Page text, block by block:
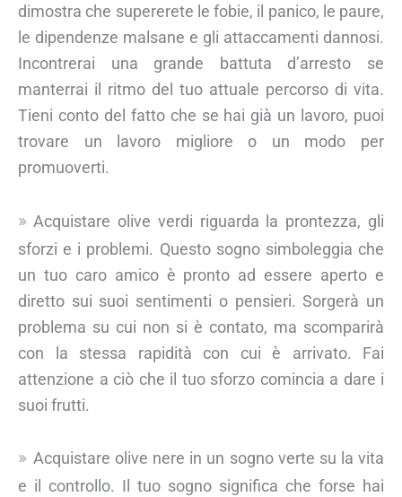
dimostra che supererete le fobie, il panico, le paure,
le dipendenze malsane e gli attaccamenti dannosi.
Incontrerai una grande battuta d’arresto se
manterrai il ritmo del tuo attuale percorso di vita.
Tieni conto del fatto che se hai già un lavoro, puoi
trovare un lavoro migliore o un modo per
promuoverti.
Acquistare olive verdi riguarda la prontezza, gli
sforzi e i problemi. Questo sogno simboleggia che
un tuo caro amico è pronto ad essere aperto e
diretto sui suoi sentimenti o pensieri. Sorgerà un
problema su cui non si è contato, ma scomparirà
con la stessa rapidità con cui è arrivato. Fai
attenzione a ciò che il tuo sforzo comincia a dare i
suoi frutti.
Acquistare olive nere in un sogno verte su la vita
e il controllo. Il tuo sogno significa che forse hai